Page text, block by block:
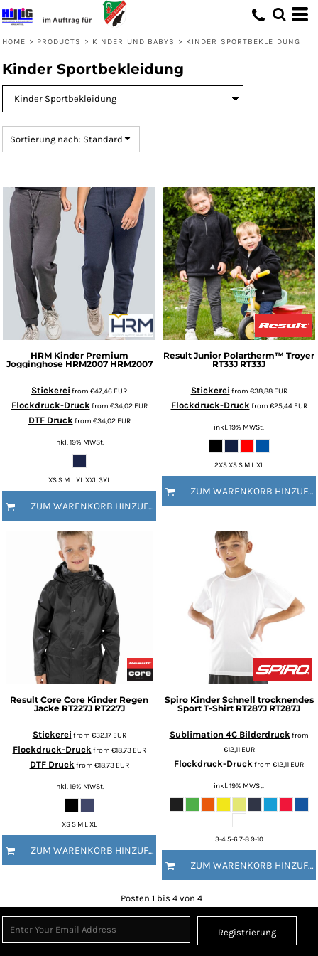
HOME > PRODUCTS > KINDER UND BABYS > KINDER SPORTBEKLEIDUNG
Kinder Sportbekleidung
Sortierung nach: Standard
HRM Kinder Premium
Jogginghose HRM2007 HRM2007
Stickerei from €47,46 EUR
Flockdruck-Druckfrom €34,02 EUR
DTF Druckfrom €34,02 EUR
inkl. 19% MWSt.
XS S M L XL XXL 3XL
ZUM WARENKORB HINZUFÜGEN
Result Junior Polartherm™ Troyer
RT33J RT33J
Stickerei from €38,88 EUR
Flockdruck-Druckfrom €25,44 EUR
inkl. 19% MWSt.
2XS XS S M L XL
ZUM WARENKORB HINZUFÜGEN
Result Core Core Kinder Regen
Jacke RT227J RT227J
Stickerei from €32,17 EUR
Flockdruck-Druckfrom €18,73 EUR
DTF Druckfrom €18,73 EUR
inkl. 19% MWSt.
XS S M L XL
ZUM WARENKORB HINZUFÜGEN
Spiro Kinder Schnell trocknendes
Sport T-Shirt RT287J RT287J
Sublimation 4C Bilderdruckfrom
€12,11 EUR
Flockdruck-Druckfrom €12,11 EUR
inkl. 19% MWSt.
3-4 5-6 7-8 9-10
ZUM WARENKORB HINZUFÜGEN
Posten 1 bis 4 von 4
Registrierung
Standard
Erstelldatum